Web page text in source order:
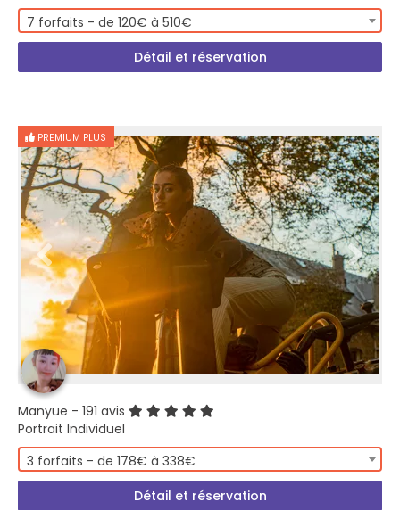
7 forfaits - de 120€ à 510€
Détail et réservation
PREMIUM PLUS
Manyue - 191 avis
Portrait Individuel
3 forfaits - de 178€ à 338€
Détail et réservation